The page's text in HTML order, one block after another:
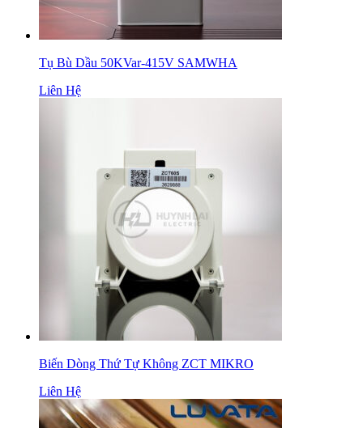
Tụ Bù Dầu 50KVar-415V SAMWHA
Liên Hệ
Biến Dòng Thứ Tự Không ZCT MIKRO
Liên Hệ